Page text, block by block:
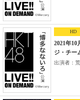
HD
2021年
ジ・チー
出演者：